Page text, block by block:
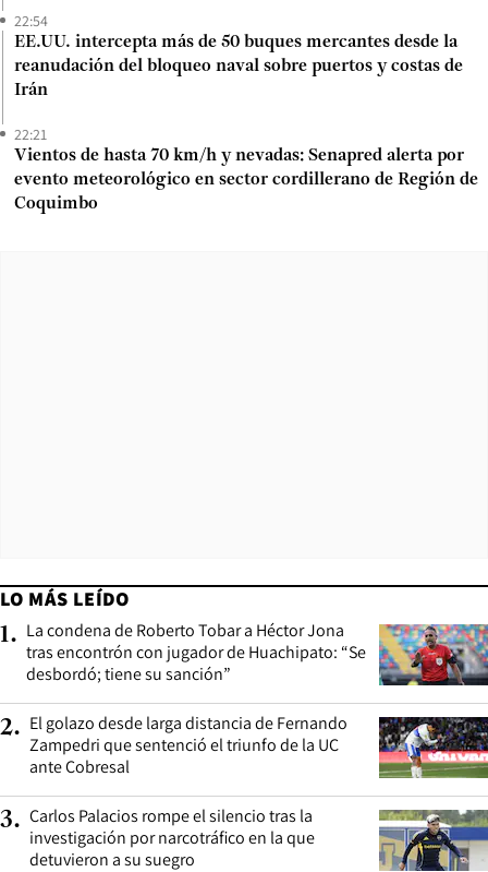
22:54
EE.UU. intercepta más de 50 buques mercantes desde la
reanudación del bloqueo naval sobre puertos y costas de
Irán
22:21
Vientos de hasta 70 km/h y nevadas: Senapred alerta por
evento meteorológico en sector cordillerano de Región de
Coquimbo
LO MÁS LEÍDO
1. La condena de Roberto Tobar a Héctor Jona
tras encontrón con jugador de Huachipato: “Se
desbordó; tiene su sanción”
2. El golazo desde larga distancia de Fernando
Zampedri que sentenció el triunfo de la UC
ante Cobresal
3. Carlos Palacios rompe el silencio tras la
investigación por narcotráfico en la que
detuvieron a su suegro